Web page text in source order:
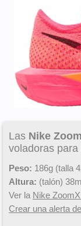
Las Nike
voladoras para
Peso: 186g (talla
Altura: (talón)
Ver la Nike
Crear una alerta